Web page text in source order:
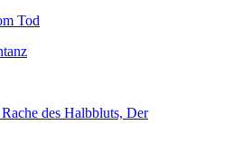
Tod
des Halbbluts, Der